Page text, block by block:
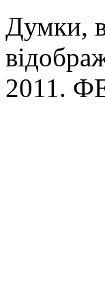
Думки,
2011.